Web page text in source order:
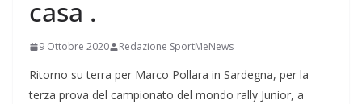
casa .
9 Ottobre 2020 Redazione SportMeNews
Ritorno su terra per Marco Pollara in Sardegna, per la
terza prova del campionato del mondo rally Junior, a